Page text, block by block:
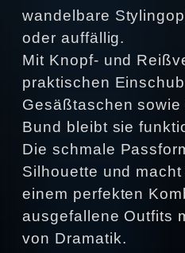
wandelbare
oder auffällig.
Mit Knopf- und
praktischen
Gesäßtaschen
Bund bleibt sie
Die schmale
Silhouette und
einem perfekten
ausgefallene Outfits
von Dramatik.